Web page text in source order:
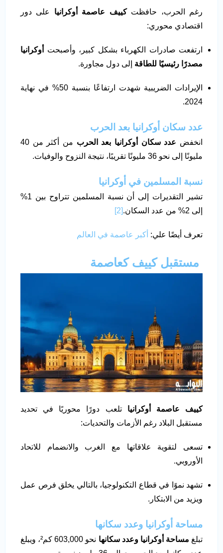
رغم الحرب، حافظتكييف عاصمة أوكرانيا على دور
اقتصادي محوري:
ارتفعت صادرات الكهرباء بشكل كبير، وأصبحت
أوكرانيا
مصدرًا رئيسيًا للطاقة إلى دول مجاورة.
الإيرادات الضريبية شهدت ارتفاعًا بنسبة 50% في نهاية
2024.
عدد سكان أوكرانيا بعد الحرب
انخفض عدد سكان أوكرانيا بعد الحرب
من أكثر من 40
مليونًا إلى نحو 36 مليونًا تقريبًا، نتيجة النزوح والوفيات.
نسبة المسلمين في أوكرانيا
تشير التقديرات إلى أن نسبة المسلمين تتراوح بين 1%
إلى 2% من عدد السكان.
[2]
تعرف أيضًا علي: أكبر عاصمة في العالم
مستقبل كييف كعاصمة
كييف عاصمة أوكرانيا تلعب دورًا محوريًا في تحديد
مستقبل البلاد رغم الأزمات والتحديات:
تسعى لتقوية علاقاتها مع الغرب والانضمام للاتحاد
الأوروبي.
تشهد نموًا في قطاع التكنولوجيا، بالتالي يخلق فرص عمل
ويزيد من الابتكار.
مساحة أوكرانيا وعدد سكانها
تبلغ مساحة أوكرانيا وعدد سكانها
نحو 603,000 كم²، ويبلغ